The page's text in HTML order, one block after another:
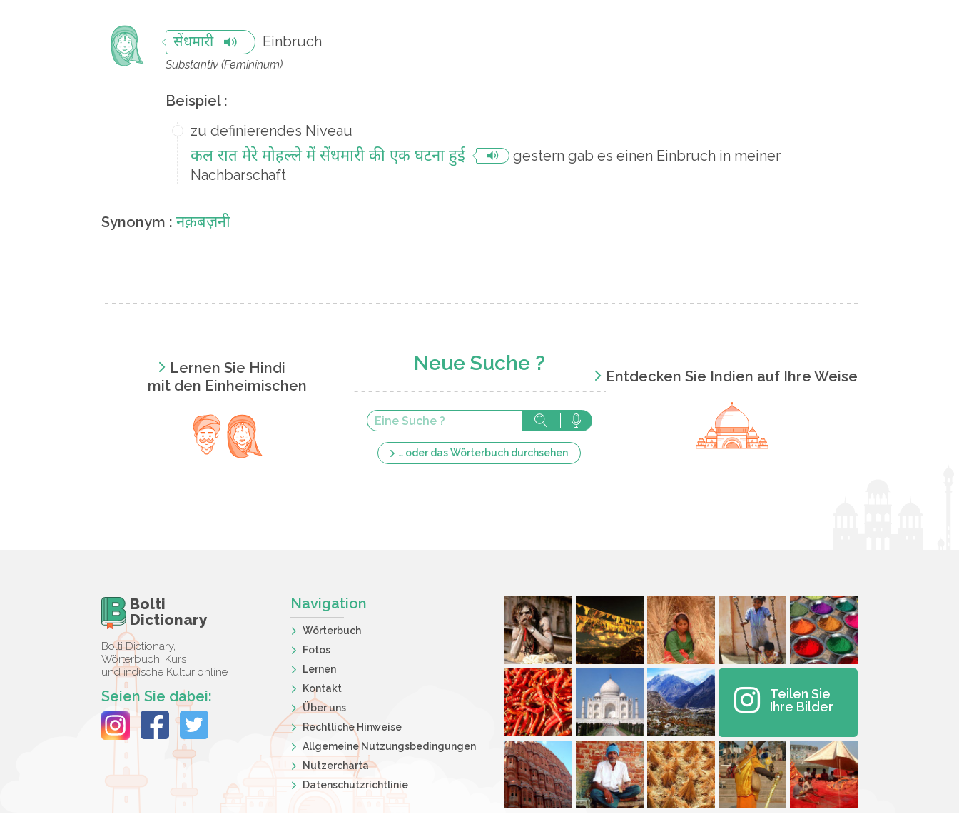
सेंधमारी Einbruch
Substantiv (Femininum)
Beispiel :
zu definierendes Niveau
कल रात मेरे मोहल्ले में सेंधमारी की एक घटना हुई
gestern gab es einen Einbruch in meiner
Nachbarschaft
Synonym : नक़बज़नी
Lernen Sie Hindi
mit den Einheimischen
Neue Suche ?
… oder das Wörterbuch durchsehen
Entdecken Sie Indien auf Ihre Weise
Bolti
Dictionary
Bolti Dictionary,
Wörterbuch, Kurs
und indische Kultur online
Seien Sie dabei:
Navigation
Wörterbuch
Fotos
Lernen
Kontakt
Über uns
Rechtliche Hinweise
Allgemeine Nutzungsbedingungen
Nutzercharta
Datenschutzrichtlinie
Teilen Sie
Ihre Bilder